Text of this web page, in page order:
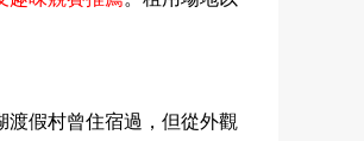
渡假村曾住宿過，但從外觀